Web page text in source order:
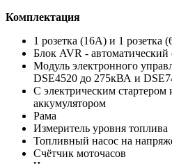
Комплектация
1 розетка (16А) и 1 розетка
Блок AVR - автоматический
Модуль электронного
DSE4520 до 275кВА и
С электрическим
аккумулятором
Рама
Измеритель уровня топлива
Топливный насос на
Счётчик моточасов